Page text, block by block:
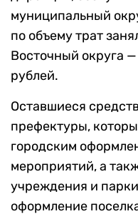
муниципальный
по объему трат
Восточный округа
рублей.
Оставшиеся
префектуры,
городским
мероприятий, а
учреждения и
оформление